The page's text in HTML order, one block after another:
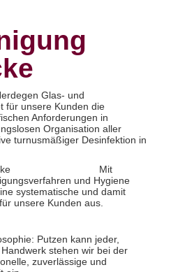
Glas- und
für unsere Kunden die
Anforderungen in
Organisation aller
turnusmäßiger Desinfektion in
Mit
und Hygiene
systematische und damit
unsere Kunden aus.
Putzen kann jeder,
stehen wir bei der
zuverlässige und